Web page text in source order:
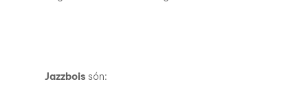
Jazzbois són: